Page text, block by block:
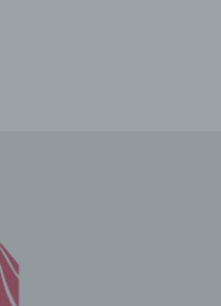
der
System auf
Referrer), (4)
zugreifendes